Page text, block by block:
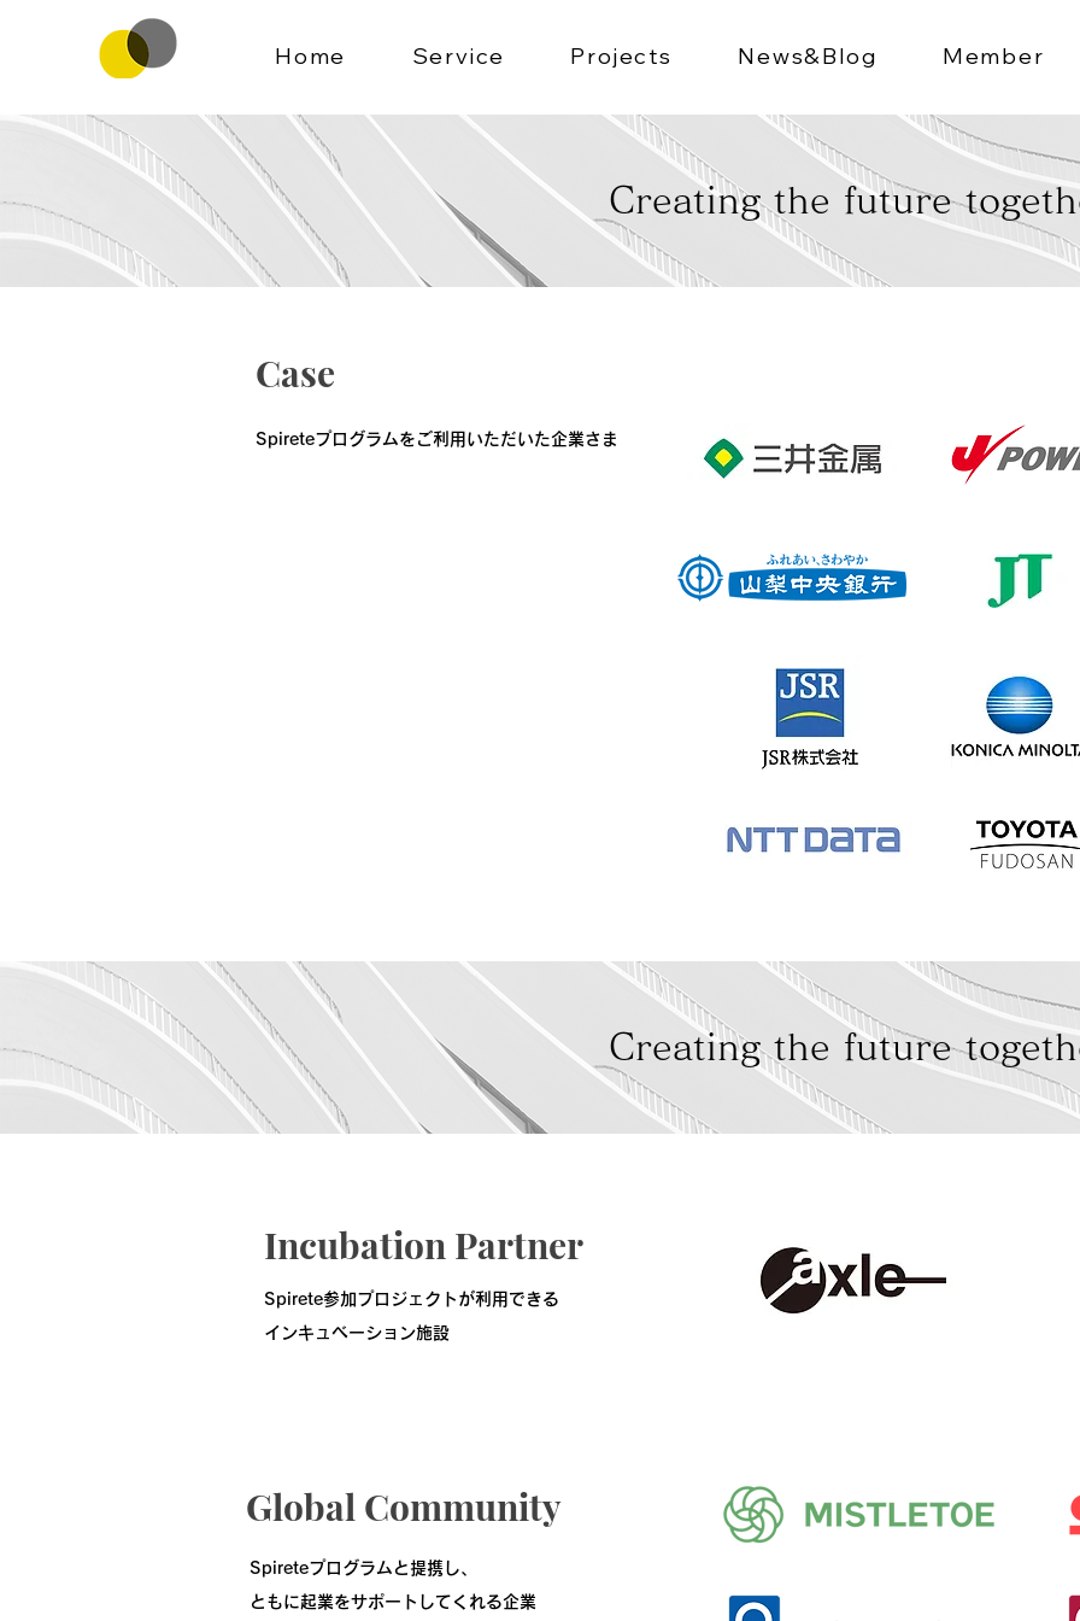
Home Service Projects News&Blog Member
Creating the future
Case
Spireteプログラムをご利用いただいた企業さま
Creating the future
Incubation Partner
​Spirete参加プロジェクトが利用できる
インキュベーション施設
Global Community
​Spireteプログラムと提携し、
ともに起業をサポートしてくれる企業